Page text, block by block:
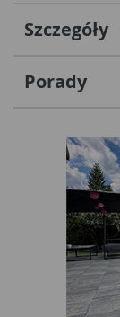
Szczegóły
Porady